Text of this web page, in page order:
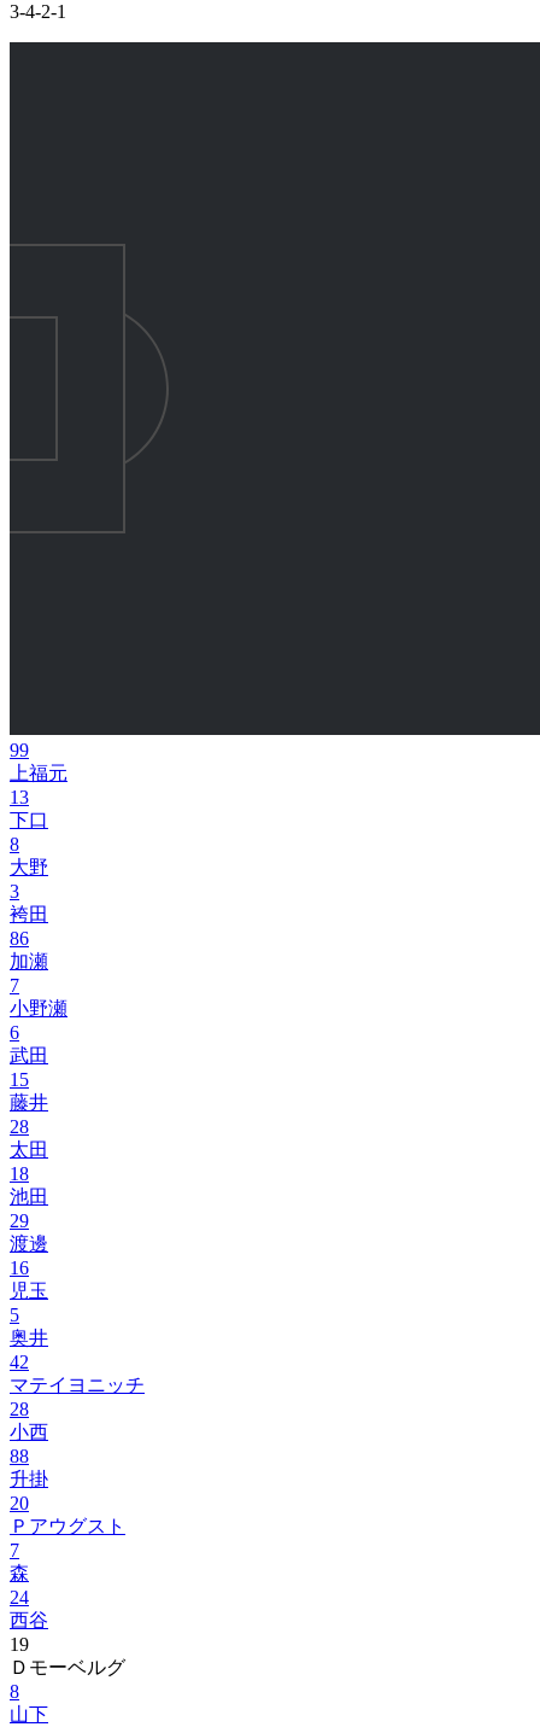
3-4-2-1
99
上福元
13
下口
8
大野
3
袴田
86
加瀬
7
小野瀬
6
武田
15
藤井
28
太田
18
池田
29
渡邊
16
児玉
5
奥井
42
マテイヨニッチ
28
小西
88
升掛
20
Ｐアウグスト
7
森
24
西谷
19
Ｄモーベルグ
8
山下